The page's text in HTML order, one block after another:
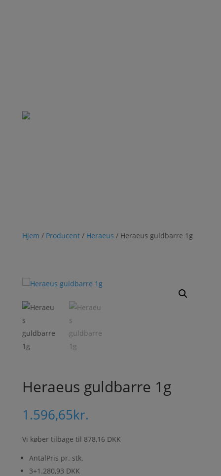
Hjem / Producent/ Heraeus / Heraeus guldbarre 1g
Heraeus guldbarre 1g
1.596,65kr.
Vi køber tilbage til 878,16 DKK
AntalPris pr. stk.
3+1.280,93 DKK